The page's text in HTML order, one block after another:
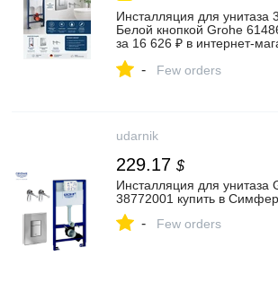
Инсталляция для унитаза
Белой кнопкой Grohe
за 16 626 ₽ в
- Few orders
udarnik
229.17 $
Инсталляция для унитаза
38772001 купить в
- Few orders